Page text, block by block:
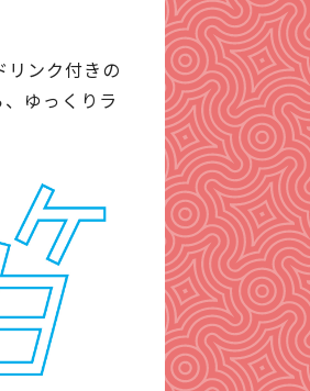
リンク付きの
ゆっくりラ